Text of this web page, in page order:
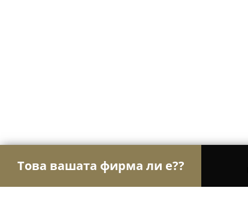
Това вашата фирма ли е??